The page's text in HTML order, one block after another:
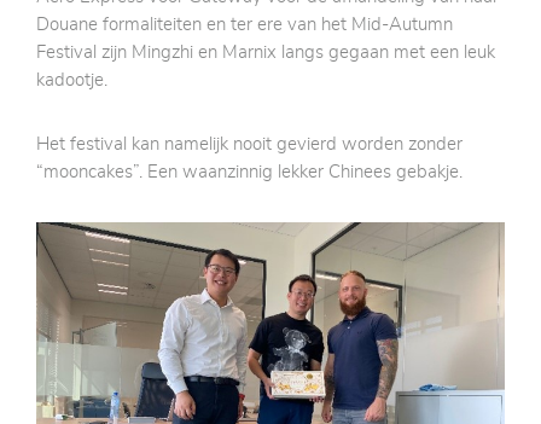
Douane formaliteiten en ter ere van het Mid-Autumn
Festival zijn Mingzhi en Marnix langs gegaan met een leuk
kadootje.
Het festival kan namelijk nooit gevierd worden zonder
“mooncakes”. Een waanzinnig lekker Chinees gebakje.